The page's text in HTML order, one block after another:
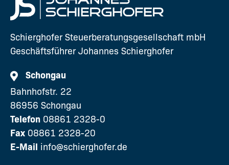
Schierghofer Steuerberatungsgesellschaft mbH
Geschäftsführer Johannes Schierghofer
Schongau
Bahnhofstr. 22
86956 Schongau
Telefon 08861 2328-0
Fax 08861 2328-20
E-Mail info@schierghofer.de